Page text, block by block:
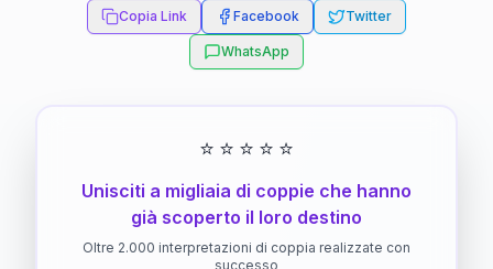
Copia Link Facebook Twitter
WhatsApp
⭐ ⭐ ⭐ ⭐ ⭐
Unisciti a migliaia di coppie che hanno
già scoperto il loro destino
Oltre 2.000 interpretazioni di coppia realizzate con
successo